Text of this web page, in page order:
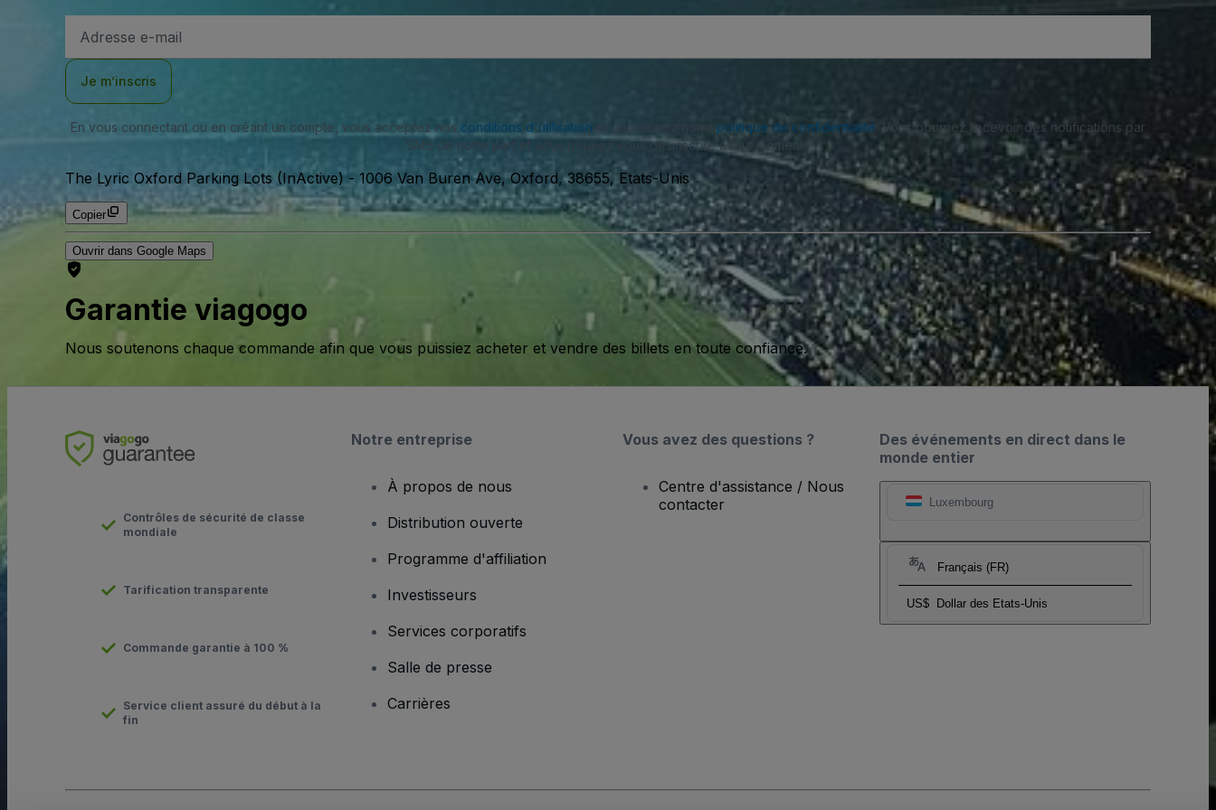
e-
Je m’inscris
En vous connectant ou en créant un compte, vous acceptez nos conditions d'utilisation et approuvez notre politique de confidentialité . Vous pourriez recevoir des notifications par
SMS de notre part et vous pouvez vous désinscrire à tout moment.
The Lyric Oxford Parking Lots (InActive)- 1006 Van Buren Ave, Oxford, 38655, Etats-Unis
Copier
Ouvrir dans Google Maps
Garantie viagogo
Nous soutenons chaque commande afin que vous puissiez acheter et vendre des billets en toute confiance.
Des événements en direct dans le
monde entier
Luxembourg
Français (FR)
US$ Dollar des Etats-Unis
Contrôles de sécurité de classe
mondiale
Tarification transparente
Commande garantie à 100 %
Service client assuré du début à la
fin
Notre entreprise
À propos de nous
Distribution ouverte
Programme d'affiliation
Investisseurs
Services corporatifs
Salle de presse
Carrières
Vous avez des questions ?
Centre d'assistance / Nous
contacter